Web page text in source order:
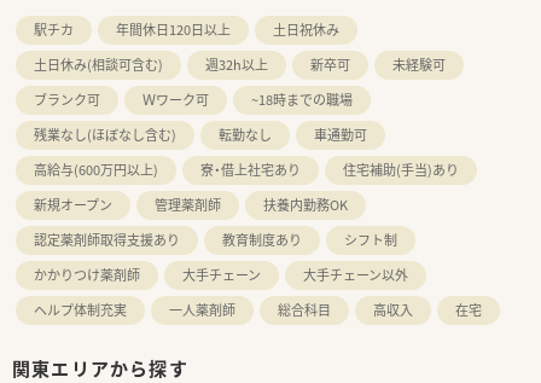
駅チカ 年間休日120日以上
土日祝休み
土日休み(相談可含む)
週32h以上 新卒可
未経験可
ブランク可
Ｗワーク可
~18時までの職場
残業なし(ほぼなし含む)
転勤なし
車通勤可
高給与(600万円以上)
寮・借上社宅あり
住宅補助(手当)あり
新規オープン
管理薬剤師
扶養内勤務OK
認定薬剤師取得支援あり
教育制度あり
シフト制
かかりつけ薬剤師
大手チェーン
大手チェーン以外
ヘルプ体制充実
一人薬剤師 総合科目 高収入 在宅
関東エリアから探す